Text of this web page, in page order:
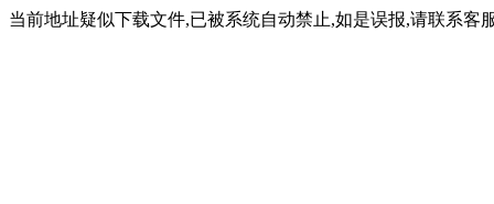
当前地址疑似下载文件,已被系统自动禁止,如是误报,请联系客